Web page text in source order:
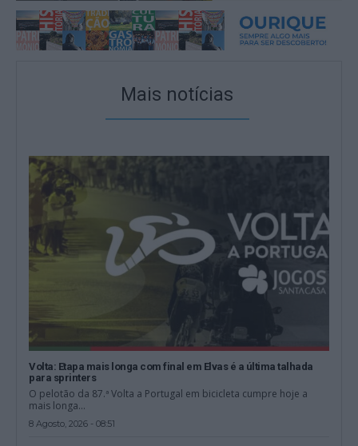
Mais notícias
Volta: Etapa mais longa com final em Elvas é a última talhada
para sprinters
O pelotão da 87.ª Volta a Portugal em bicicleta cumpre hoje a
mais longa...
8 Agosto, 2026 - 08:51